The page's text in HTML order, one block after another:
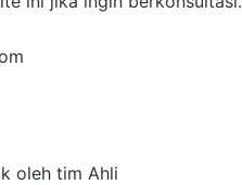
oleh tim Ahli